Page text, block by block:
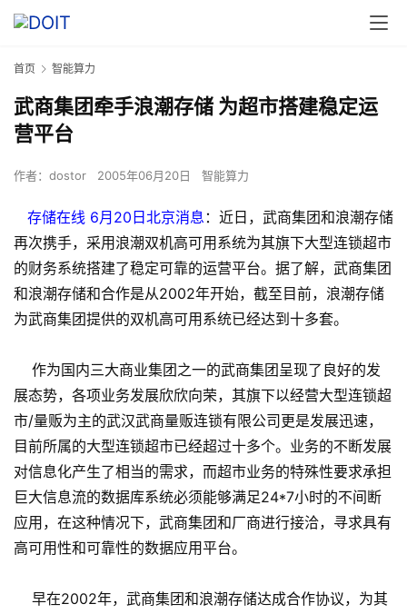
首页 智能算力
武商集团牵手浪潮存储 为超市搭建稳定运
营平台
作者： dostor 2005年06月20日 智能算力
存储在线 6月20日北京消息 ：近日，武商集团和浪潮存储
再次携手，采用浪潮双机高可用系统为其旗下大型连锁超市
的财务系统搭建了稳定可靠的运营平台。据了解，武商集团
和浪潮存储和合作是从2002年开始，截至目前，浪潮存储
为武商集团提供的双机高可用系统已经达到十多套。
作为国内三大商业集团之一的武商集团呈现了良好的发
展态势，各项业务发展欣欣向荣，其旗下以经营大型连锁超
市/量贩为主的武汉武商量贩连锁有限公司更是发展迅速，
目前所属的大型连锁超市已经超过十多个。业务的不断发展
对信息化产生了相当的需求，而超市业务的特殊性要求承担
巨大信息流的数据库系统必须能够满足24*7小时的不间断
应用，在这种情况下，武商集团和厂商进行接洽，寻求具有
高可用性和可靠性的数据应用平台。
早在2002年，武商集团和浪潮存储达成合作协议，为其